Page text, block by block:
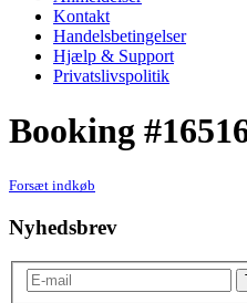
Kontakt
Handelsbetingelser
Hjælp & Support
Privatslivspolitik
Booking
Forsæt indkøb
Nyhedsbrev